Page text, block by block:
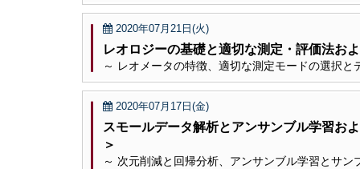
2020年07月21日(火)
レオロジーの基礎と適切な測定・評価法
～ レオメータの特徴、適切な測定モードの選択
2020年07月17日(金)
スモールデータ解析とアンサンブル学習お
＞
～ 次元削減と回帰分析、アンサンブル学習とサ